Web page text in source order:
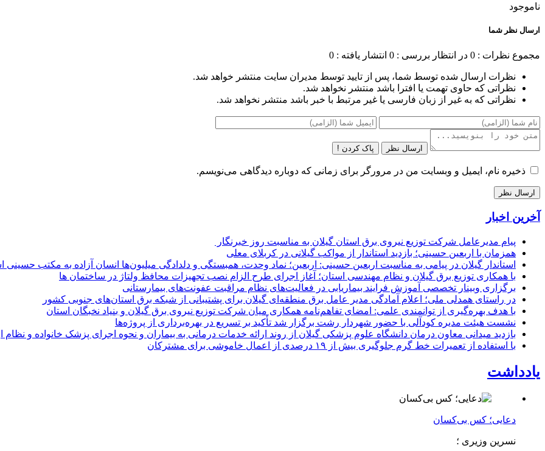
ناموجود
ارسال نظر شما
مجموع نظرات : 0 در انتظار بررسی : 0 انتشار یافته : 0
نظرات ارسال شده توسط شما، پس از تایید توسط مدیران سایت منتشر خواهد شد.
نظراتی که حاوی تهمت یا افترا باشد منتشر نخواهد شد.
نظراتی که به غیر از زبان فارسی یا غیر مرتبط با خبر باشد منتشر نخواهد شد.
ارسال نظر پاک کردن !
ذخیره نام، ایمیل و وبسایت من در مرورگر برای زمانی که دوباره دیدگاهی می‌نویسم.
آخرین اخبار
پیام مدیرعامل شركت توزیع نیروی برق استان گیلان به مناسبت روز خبرنگار ‌
همزمان با اربعین حسینی؛ بازدید استاندار از مواکب گیلانی در کربلای معلی
استاندار گیلان در پیامی به مناسبت اربعین حسینی: اربعین؛ نماد وحدت، همبستگی و دلدادگی میلیون‌ها انسان آزاده به مکتب
با همکاری توزیع برق گیلان و نظام مهندسی استان؛ آغاز اجرای طرح الزام نصب تجهیزات محافظ ولتاژ در ساختمان ها
برگزاری وبینار تخصصی آموزش فرایند بیماریابی در فعالیت‌های نظام مراقبت عفونت‌های بیمارستانی
در راستای همدلی ملی؛ اعلام آمادگی مدیر عامل برق منطقه‌ای گیلان برای پشتیبانی از شبكه برق استان‌های جنوبی كشور
با هدف بهره‌گیری از توانمندی علمی: امضای تفاهم‌نامه همكاری میان شركت توزیع نیروی برق گیلان و بنیاد نخبگان استان
نشست هیئت مدیره کودآلی با حضور شهردار رشت برگزار شد تأکید بر تسریع در بهره‌برداری از پروژه‌ها
بازدید میدانی معاون درمان دانشگاه علوم پزشکی گیلان از روند ارائه خدمات درمانی به بیماران و نحوه اجرای پزشک خانواده و
با استفاده از تعمیرات خط گرم جلوگیری بیش از ۱۹ درصدی از اعمال خاموشی برای مشتركان
یادداشت
دعایی؛ کس بی‌کسان
نسرین وزیری ؛